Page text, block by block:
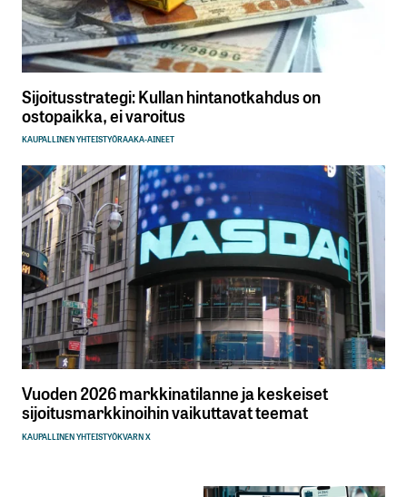
Sijoitusstrategi: Kullan hintanotkahdus on
ostopaikka, ei varoitus
KAUPALLINEN YHTEISTYÖRAAKA-AINEET
Vuoden 2026 markkinatilanne ja keskeiset
sijoitusmarkkinoihin vaikuttavat teemat
KAUPALLINEN YHTEISTYÖKVARN X